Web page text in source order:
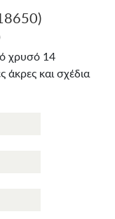
χρυσό 14
άκρες και σχέδια